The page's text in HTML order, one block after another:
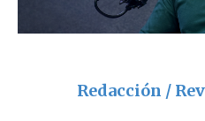
Redacción /